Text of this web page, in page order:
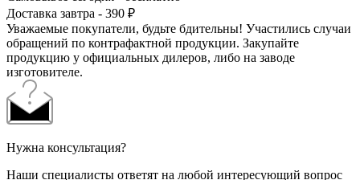
Доставка завтра - 390 ₽
Уважаемые покупатели, будьте бдительны! Участились случаи
обращений по контрафактной продукции. Закупайте
продукцию у официальных дилеров, либо на заводе
изготовителе.
Нужна консультация?
Наши специалисты ответят на любой интересующий вопрос